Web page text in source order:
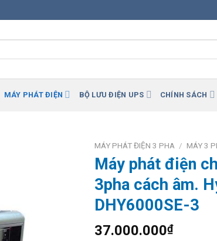
MÁY PHÁT ĐIỆN BỘ LƯU ĐIỆN UPS CHÍNH SÁCH
MÁY PHÁT ĐIỆN 3 PHA / MÁY 3
Máy phát điện
3pha cách âm.
DHY6000SE-3
37.000.000₫